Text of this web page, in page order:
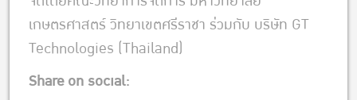
เกษตรศาสตร์ วิทยาเขตศรีราชา ร่วมกับ บริษัท GT
Technologies (Thailand)
Share on social: